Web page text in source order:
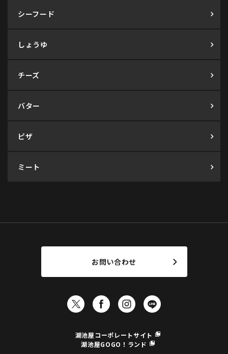
シーフード
しょうゆ
チーズ
バター
ピザ
ミート
お問い合わせ
湖池屋コーポレートサイト
湖池屋GOGO！ランド